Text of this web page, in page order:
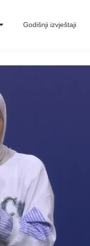
Godišnji izvještaji